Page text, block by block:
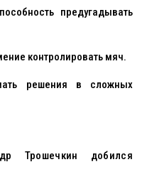
предугадывать
контролировать мяч.
решения в сложных
Трошечкин добился